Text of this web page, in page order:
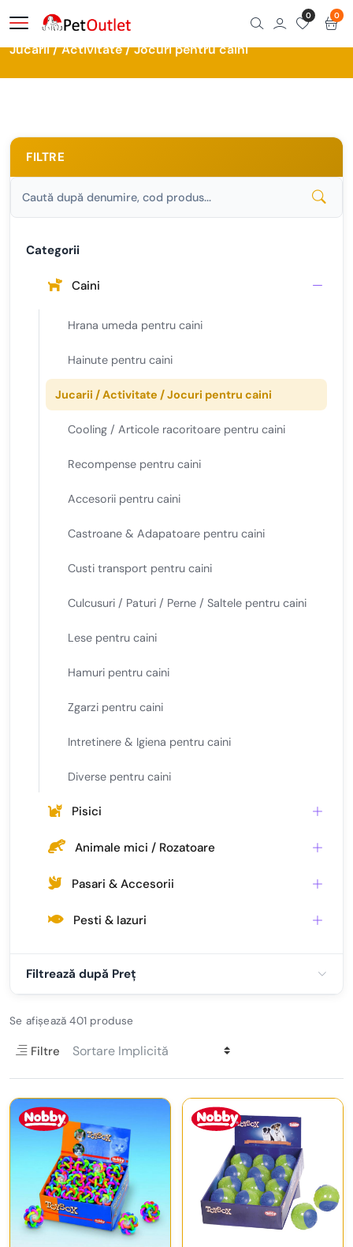
0 0
Acasă Magazin Jucarii / Activitate / Jocuri pentru caini
Jucarii / Activitate / Jocuri pentru caini
FILTRE
Categorii
Caini
Hrana umeda pentru caini
Hainute pentru caini
Jucarii / Activitate / Jocuri pentru caini
Cooling / Articole racoritoare pentru caini
Recompense pentru caini
Accesorii pentru caini
Castroane & Adapatoare pentru caini
Custi transport pentru caini
Culcusuri / Paturi / Perne / Saltele pentru caini
Lese pentru caini
Hamuri pentru caini
Zgarzi pentru caini
Intretinere & Igiena pentru caini
Diverse pentru caini
Pisici
Animale mici / Rozatoare
Pasari & Accesorii
Pesti & Iazuri
Filtrează după Preț
Se afișează 401 produse
Filtre